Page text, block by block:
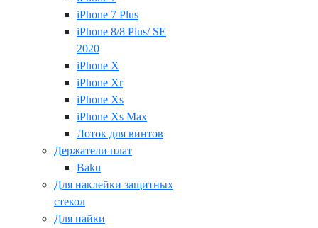
iPhone 7 Plus
iPhone 8/8 Plus/ SE
2020
iPhone X
iPhone Xr
iPhone Xs
iPhone Xs Max
Лоток для винтов
Держатели плат
Baku
Для наклейки защитных
стекол
Для пайки